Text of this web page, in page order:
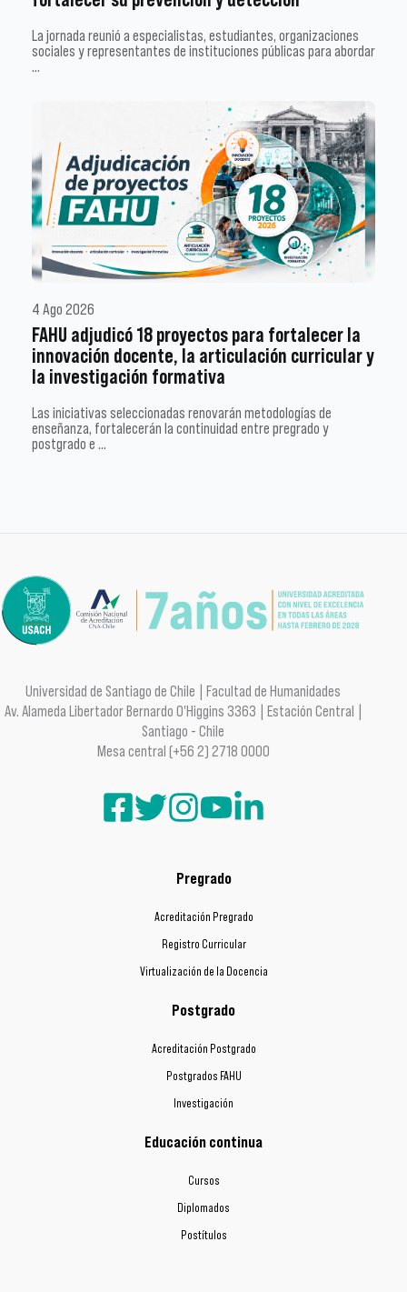
La jornada reunió a especialistas, estudiantes, organizaciones
sociales y representantes de instituciones públicas para abordar
…
4 Ago 2026
FAHU adjudicó 18 proyectos para fortalecer la
innovación docente, la articulación curricular y
la investigación formativa
Las iniciativas seleccionadas renovarán metodologías de
enseñanza, fortalecerán la continuidad entre pregrado y
postgrado e …
Universidad de Santiago de Chile | Facultad de Humanidades
Av. Alameda Libertador Bernardo O'Higgins 3363 | Estación Central |
Santiago - Chile
Mesa central (+56 2) 2718 0000
Pregrado
Acreditación Pregrado
Registro Curricular
Virtualización de la Docencia
Postgrado
Acreditación Postgrado
Postgrados FAHU
Investigación
Educación continua
Cursos
Diplomados
Postítulos